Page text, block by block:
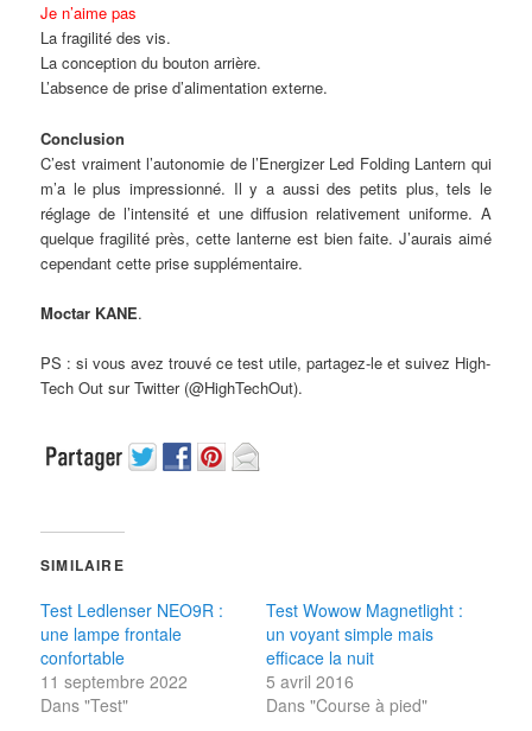
Je n’aime pas
La fragilité des vis.
La conception du bouton arrière.
L’absence de prise d’alimentation externe.
Conclusion
C’est vraiment l’autonomie de l’Energizer Led Folding Lantern qui
m’a le plus impressionné. Il y a aussi des petits plus, tels le
réglage de l’intensité et une diffusion relativement uniforme. A
quelque fragilité près, cette lanterne est bien faite. J’aurais aimé
cependant cette prise supplémentaire.
Moctar KANE.
PS : si vous avez trouvé ce test utile, partagez-le et suivez High-
Tech Out sur Twitter (@HighTechOut).
SIMILAIRE
Test Ledlenser NEO9R :
une lampe frontale
confortable
11 septembre 2022
Dans "Test"
Test Wowow Magnetlight :
un voyant simple mais
efficace la nuit
5 avril 2016
Dans "Course à pied"